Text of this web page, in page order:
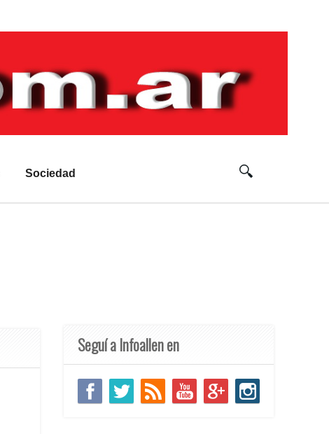
Sociedad
Seguí a Infoallen en